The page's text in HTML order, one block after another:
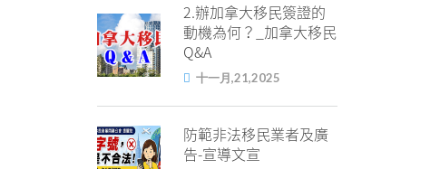
2.辦加拿大移民簽證的
動機為何？_加拿大移民
Q&A
十一月,21,2025
防範非法移民業者及廣
告-宣導文宣